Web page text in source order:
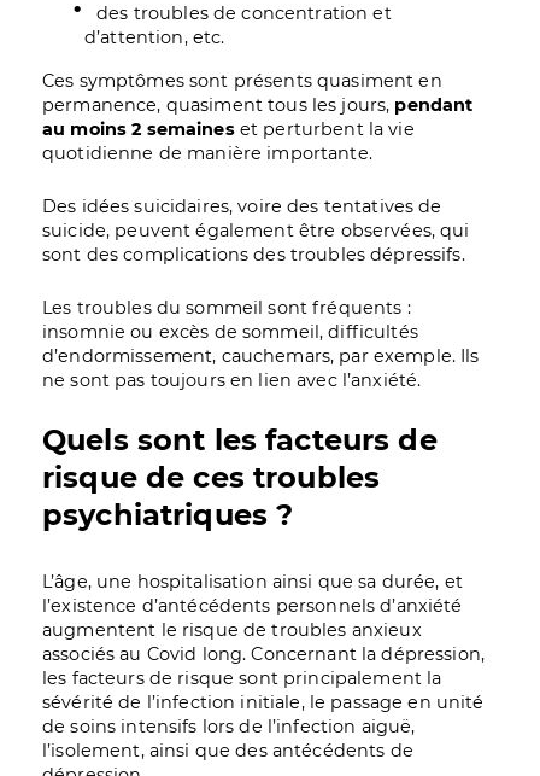
des troubles de concentration et
d’attention, etc.
Ces symptômes sont présents quasiment en
permanence, quasiment tous les jours, pendant
au moins 2 semaineset perturbent la vie
quotidienne de manière importante.
Des idées suicidaires, voire des tentatives de
suicide, peuvent également être observées, qui
sont des complications des troubles dépressifs.
Les troubles du sommeil sont fréquents :
insomnie ou excès de sommeil, difficultés
d’endormissement, cauchemars, par exemple. Ils
ne sont pas toujours en lien avec l’anxiété.
Quels sont les facteurs de
risque de ces troubles
psychiatriques ?
L’âge, une hospitalisation ainsi que sa durée, et
l’existence d’antécédents personnels d’anxiété
augmentent le risque de troubles anxieux
associés au Covid long. Concernant la dépression,
les facteurs de risque sont principalement la
sévérité de l’infection initiale, le passage en unité
de soins intensifs lors de l’infection aiguë,
l’isolement, ainsi que des antécédents de